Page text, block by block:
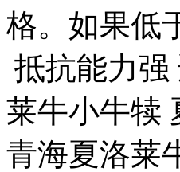
格。如果低
抵抗能力
莱牛小牛犊
青海夏洛莱